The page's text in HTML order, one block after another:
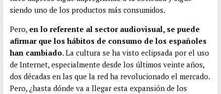
siendo uno de los productos más consumidos.
Pero, en lo referente al sector audiovisual, se puede
afirmar que los hábitos de consumo de los españoles
han cambiado. La cultura se ha visto eclipsada por el uso
de Internet, especialmente desde los últimos veinte años,
dos décadas en las que la red ha revolucionado el mercado.
Pero, ¿hasta dónde va a llegar esta expansión de los